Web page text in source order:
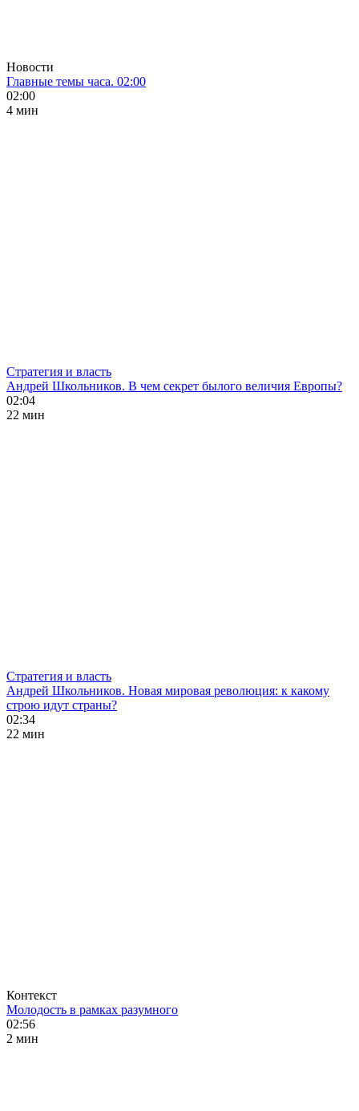
Новости
Главные темы часа. 02:00
02:00
4 мин
Стратегия и власть
Андрей Школьников. В чем секрет былого величия Европы?
02:04
22 мин
Стратегия и власть
Андрей Школьников. Новая мировая революция: к какому
строю идут страны?
02:34
22 мин
Контекст
Молодость в рамках разумного
02:56
2 мин